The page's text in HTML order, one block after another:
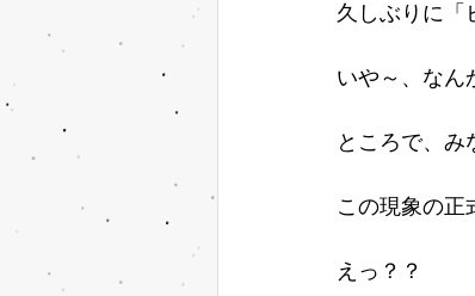
久しぶりに
いや～、なん
ところで、み
この現象の正
えっ？？